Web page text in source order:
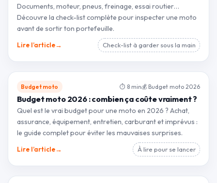
Documents, moteur, pneus, freinage, essai routier…
Découvre la check-list complète pour inspecter une moto
avant de sortir ton portefeuille.
Lire l’article→ Check-list à garder sous la main
Budget moto ⏱ 8 min💰 Budget moto 2026
Budget moto 2026 : combien ça coûte vraiment ?
Quel est le vrai budget pour une moto en 2026 ? Achat,
assurance, équipement, entretien, carburant et imprévus :
le guide complet pour éviter les mauvaises surprises.
Lire l’article→ À lire pour se lancer